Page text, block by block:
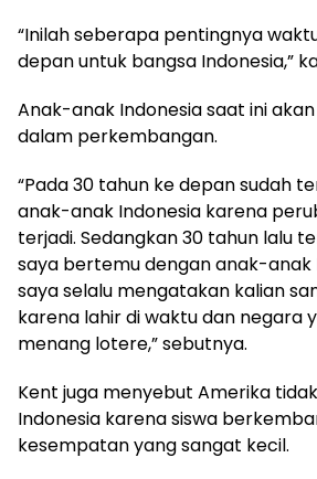
“Inilah seberapa pentingnya
depan untuk bangsa Indonesia,”
Anak-anak Indonesia saat ini
dalam perkembangan.
“Pada 30 tahun ke depan sudah
anak-anak Indonesia karena
terjadi. Sedangkan 30 tahun lalu
saya bertemu dengan anak-anak
saya selalu mengatakan kalian
karena lahir di waktu dan negara
menang lotere,” sebutnya.
Kent juga menyebut Amerika
Indonesia karena siswa
kesempatan yang sangat kecil.